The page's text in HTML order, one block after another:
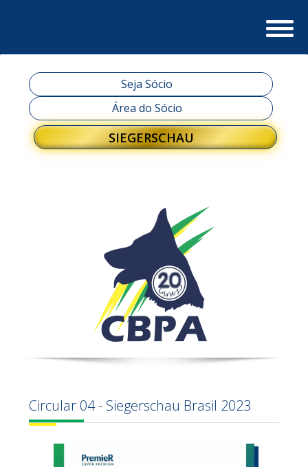
Seja Sócio
Área do Sócio
SIEGERSCHAU
Circular 04 - Siegerschau Brasil 2023